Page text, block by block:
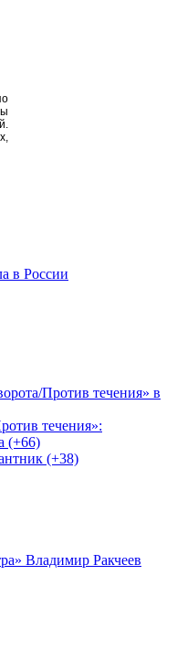
в России
Против течения» в
течения»:
(+66)
(+38)